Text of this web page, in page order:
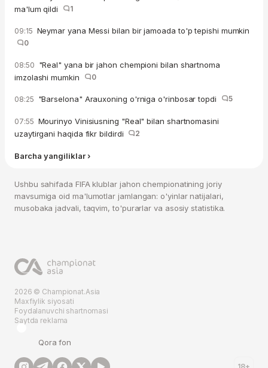
ma'lum qildi
1
09:15 Neymar yana Messi bilan bir jamoada to'p tepishi mumkin
0
08:50 "Real" yana bir jahon chempioni bilan shartnoma
imzolashi mumkin
0
08:25 "Barselona" Arauxoning o'rniga o'rinbosar topdi 5
07:55 Mourinyo Vinisiusning "Real" bilan shartnomasini
uzaytirgani haqida fikr bildirdi
2
Barcha yangiliklar ›
Ushbu sahifada FIFA klublar jahon chempionatining joriy
mavsumiga oid ma'lumotlar jamlangan: o'yinlar natijalari,
musobaka jadvali, taqvim, to'purarlar va asosiy statistika.
2026 © Championat.Asia
Maxfiylik siyosati
Foydalanuvchi shartnomasi
Saytda reklama
Qora fon